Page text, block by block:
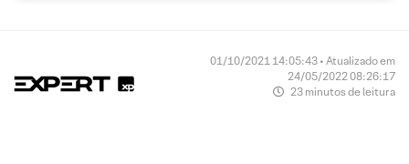
01/10/2021 14:05:43 • Atualizado em
24/05/2022 08:26:17
23 minutos de leitura